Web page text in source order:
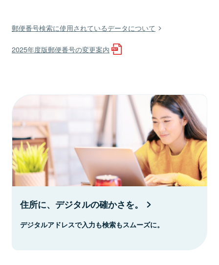
郵便番号検索に使用されているデータについて
2025年度版郵便番号の変更案内
住所に、デジタルの確かさを。
デジタルアドレスで入力も検索もスムーズに。